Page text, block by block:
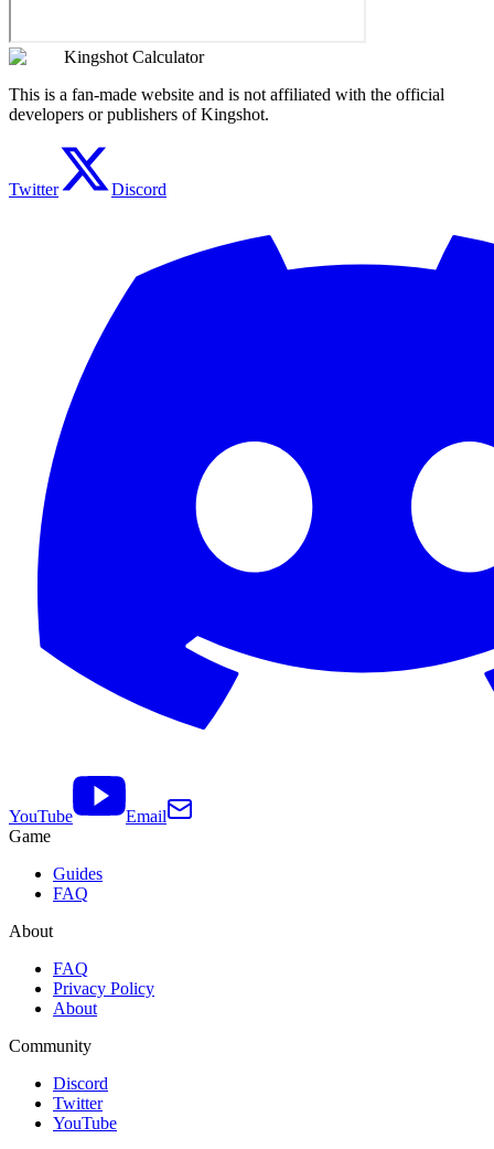
Kingshot Calculator
This is a fan-made website and is not affiliated with the official
developers or publishers of Kingshot.
Twitter Discord
YouTube
Email
Game
Guides
FAQ
About
FAQ
Privacy Policy
About
Community
Discord
Twitter
YouTube